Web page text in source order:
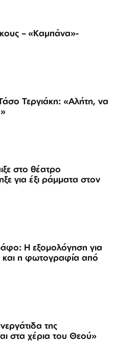
– «Καμπάνα»-
Τεργιάκη: «Αλήτη, να
στο θέατρο
για έξι ράμματα στον
Η εξομολόγηση για
και η φωτογραφία από
της
στα χέρια του Θεού»